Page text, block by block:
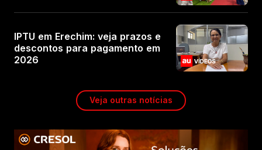
IPTU em Erechim: veja prazos e
descontos para pagamento em
2026
Veja outras notícias